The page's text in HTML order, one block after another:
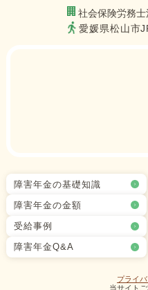
社会保険労務
愛媛県松山市
障害年金の基礎知識
障害年金の金額
受給事例
障害年金Q&A
プライ
当サイト